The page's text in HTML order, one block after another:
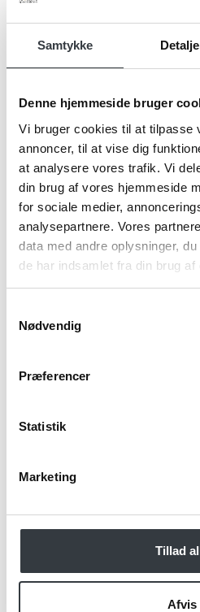
Samtykke
Denne hjemmeside bruger
Vi bruger cookies til at tilpasse
annoncer, til at vise dig
at analysere vores trafik. Vi
din brug af vores hjemmeside
for sociale medier,
analysepartnere. Vores
data med andre oplysninger,
de har indsamlet fra din brug af
Nødvendig
Præferencer
Statistik
Marketing
Tillad
Afvis
Navn*
Telefonnr.*
Email*
Kommentar
Jeg bekræfter at have